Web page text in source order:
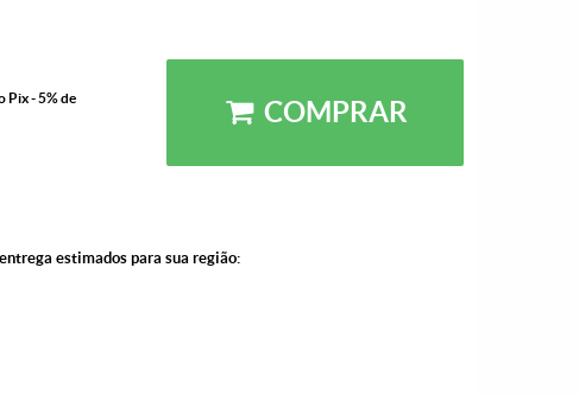
Pix - 5% de
COMPRAR
estimados para sua região: